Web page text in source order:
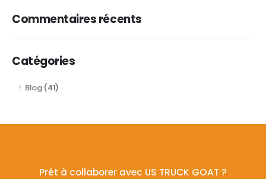
Commentaires récents
Catégories
Blog(41)
Prêt à collaborer avec US TRUCK GOAT ?